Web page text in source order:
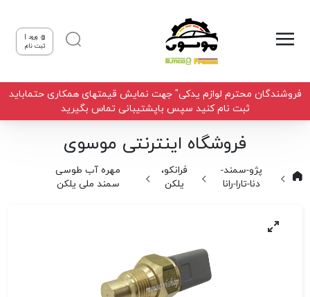
ورود |
ثبت نام
فروشندگان محترم لوازم یدکی" جهت نمایش قیمتهای همکاری حتماباید
ثبت نام کنید سپس باپشتیبانی تماس بگیرید
فروشگاه اینترنتی موسوی
پژو-سمند-
دنا-تارا-رانا
فرانکو،
یلکن
مهره آب طوسی
سمند ملی یلکن